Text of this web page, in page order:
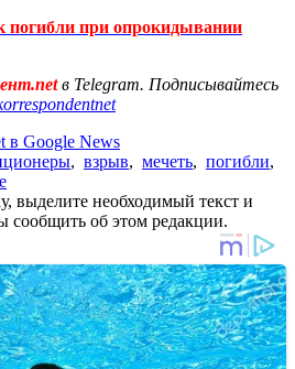
погибли при опрокидывании
в Telegram. Подписывайтесь
в Google News
, взрыв, мечеть, погибли,
выделите необходимый текст и
сообщить об этом редакции.